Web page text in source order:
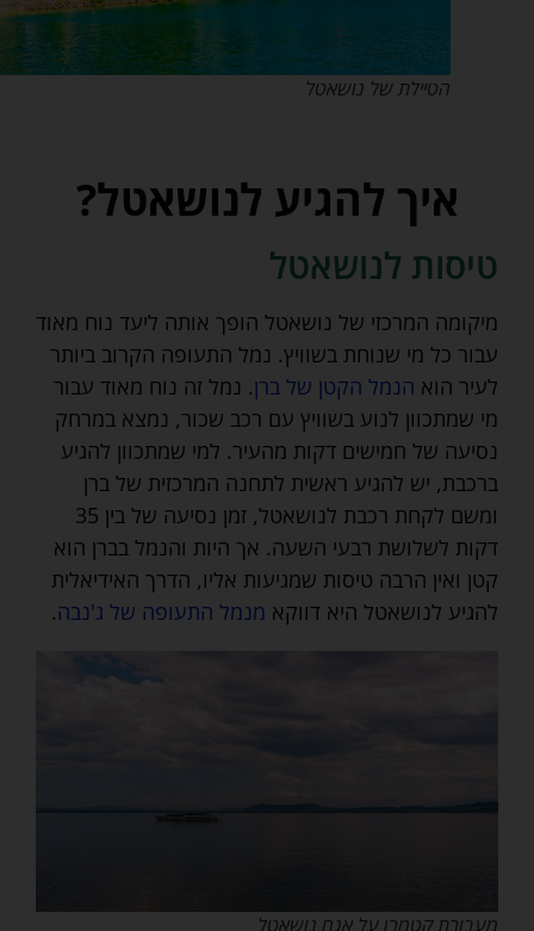
הטיילת של נושאטל
איך להגיע לנושאטל?
טיסות לנושאטל
מיקומה המרכזי של נושאטל הופך אותה ליעד נוח מאוד
עבור כל מי שנוחת בשוויץ. נמל התעופה הקרוב ביותר
לעיר הואהנמל הקטן של ברן. נמל זה נוח מאוד עבור
מי שמתכוון לנוע בשוויץ עם רכב שכור, נמצא במרחק
נסיעה של חמישים דקות מהעיר. למי שמתכוון להגיע
ברכבת, יש להגיע ראשית לתחנה המרכזית של ברן
ומשם לקחת רכבת לנושאטל, זמן נסיעה של בין 35
דקות לשלושת רבעי השעה. אך היות והנמל בברן הוא
קטן ואין הרבה טיסות שמגיעות אליו, הדרך האידיאלית
להגיע לנושאטל היא דווקאמנמל התעופה של ג'נבה.
מעבורת קטמרן על אגם נושאטל